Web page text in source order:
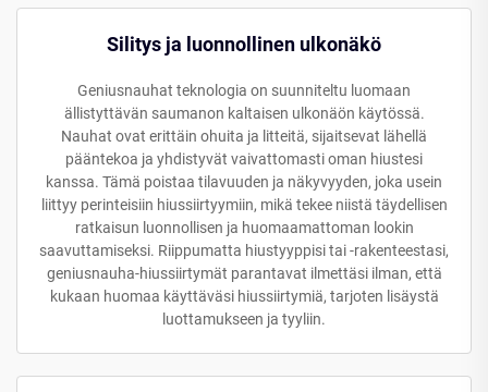
Silitys ja luonnollinen ulkonäkö
Geniusnauhat teknologia on suunniteltu luomaan
ällistyttävän saumanon kaltaisen ulkonäön käytössä.
Nauhat ovat erittäin ohuita ja litteitä, sijaitsevat lähellä
pääntekoa ja yhdistyvät vaivattomasti oman hiustesi
kanssa. Tämä poistaa tilavuuden ja näkyvyyden, joka usein
liittyy perinteisiin hiussiirtyymiin, mikä tekee niistä täydellisen
ratkaisun luonnollisen ja huomaamattoman lookin
saavuttamiseksi. Riippumatta hiustyyppisi tai -rakenteestasi,
geniusnauha-hiussiirtymät parantavat ilmettäsi ilman, että
kukaan huomaa käyttäväsi hiussiirtymiä, tarjoten lisäystä
luottamukseen ja tyyliin.